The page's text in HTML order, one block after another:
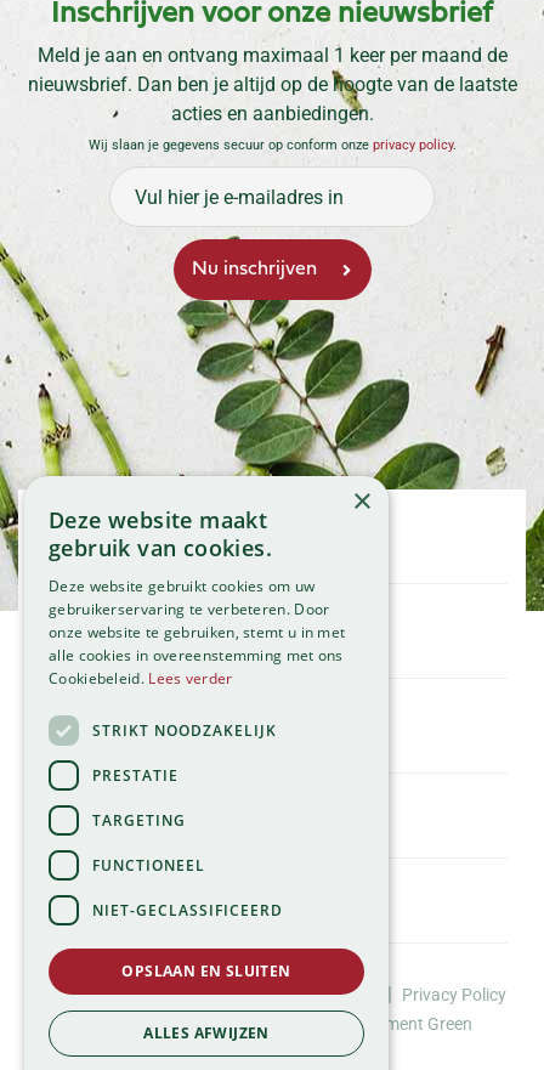
Inschrijven voor onze nieuwsbrief
Meld je aan en ontvang maximaal 1 keer per maand de
nieuwsbrief. Dan ben je altijd op de hoogte van de laatste
acties en aanbiedingen.
Wij slaan je gegevens secuur op conform onze privacy policy.
Openingstijden
Maandag
Dinsdag
Woensdag
Donderdag
Vrijdag
Zaterdag
Zondag
Bekijk onze afwijkende openingstijden >
Klantenservice
Service
Tuincentrum
Contact
Global Garden
Hillegommerdijk 554
2136 KX Zwaanshoek
T.023 584 23 54
E.info@globalgarden.nl
Nick's Tuincafé:
06-57663460
info@nickstuincafe.nl
©Tuincentrum Global Garden |Huisregels |
Privacy Policy
Website design door Buro Brein
Development Green
Solutions
×
Deze website maakt
gebruik van cookies.
Deze website gebruikt cookies om uw
gebruikerservaring te verbeteren. Door
onze website te gebruiken, stemt u in met
alle cookies in overeenstemming met ons
Cookiebeleid. Lees verder
STRIKT NOODZAKELIJK
PRESTATIE
TARGETING
FUNCTIONEEL
NIET-GECLASSIFICEERD
OPSLAAN EN SLUITEN
ALLES AFWIJZEN